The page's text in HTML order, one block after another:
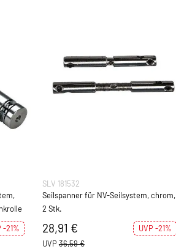
-21%
SLV 181532
Seilspanner für NV-Seilsystem, chrom,
2 Stk.
28,91 €
UVP -21%
UVP 36,59 €